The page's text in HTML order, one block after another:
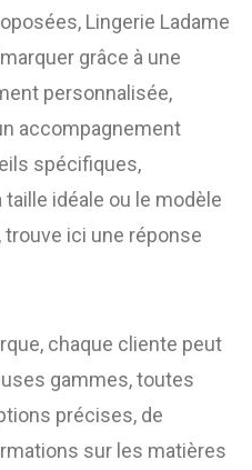
Lingerie Ladame
grâce à une
personnalisée,
accompagnement
spécifiques,
idéale ou le modèle
trouve ici une réponse
chaque cliente peut
gammes, toutes
précises, de
sur les matières